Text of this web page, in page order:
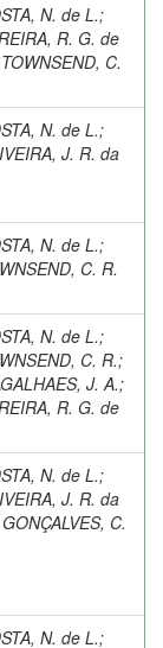
N. de L.;
R. G. de
TOWNSEND, C.
N. de L.;
J. R. da
N. de L.;
C. R.
N. de L.;
C. R.;
J. A.;
R. G. de
N. de L.;
J. R. da
GONÇALVES, C.
N. de L.;